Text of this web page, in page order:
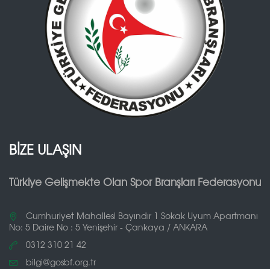
BİZE ULAŞIN
Türkiye Gelişmekte Olan Spor Branşları Federasyonu
Cumhuriyet Mahallesi Bayındır 1 Sokak Uyum Apartmanı
No: 5 Daire No : 5 Yenişehir - Çankaya / ANKARA
0312 310 21 42
bilgi@gosbf.org.tr